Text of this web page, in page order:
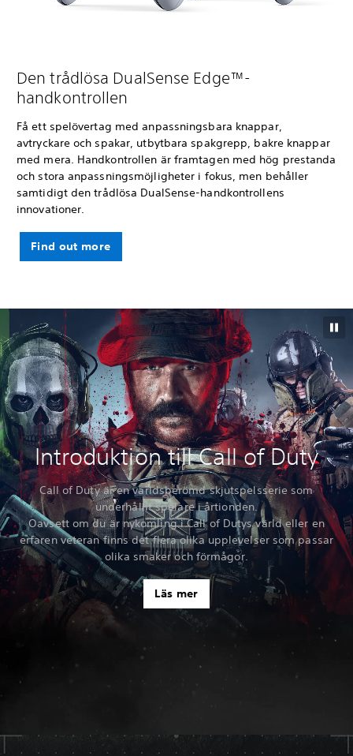
Den trådlösa DualSense Edge™-
handkontrollen
Få ett spelövertag med anpassningsbara knappar,
avtryckare och spakar, utbytbara spakgrepp, bakre knappar
med mera. Handkontrollen är framtagen med hög prestanda
och stora anpassningsmöjligheter i fokus, men behåller
samtidigt den trådlösa DualSense-handkontrollens
innovationer.
Find out more
Introduktion till Call of Duty
Call of Duty är en världsberömd skjutspelsserie som
underhållit spelare i årtionden.
Oavsett om du är nykomling i Call of Dutys värld eller en
erfaren veteran finns det flera olika upplevelser som passar
olika smaker och förmågor.
Läs mer